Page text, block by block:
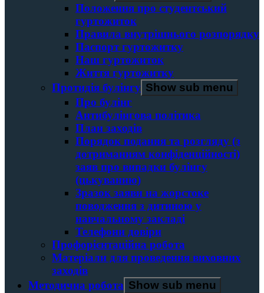
Положення про студентський
гуртожиток
Правила внутрішнього розпорядку
Паспорт гуртожитку
Наш гуртожиток
Життя гуртожитку
Протидія булінгу Show sub menu
Про булінг
Антибулінгова політика
План заходів
Порядок подання та розгляду (з
дотриманням конфіденційності)
заяв про випадки булінгу
(цькуванню)
Зразок заяви на жорстоке
поводження з дитиною у
навчальному закладі
Телефони довіри
Профорієнтаційна робота
Матеріали для проведення виховних
заходів
Методична робота Show sub menu